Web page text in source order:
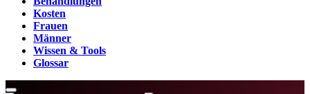
Kosten
Frauen
Männer
Wissen & Tools
Glossar